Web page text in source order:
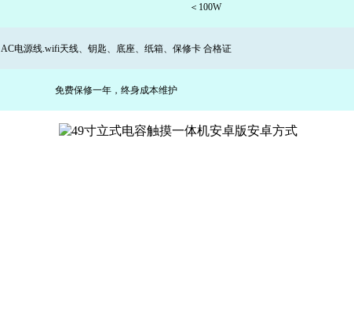
＜ 100W
AC电源线.wifi天线、钥匙、 底座、纸箱、 保修卡 合格证
免费保修一年，终身成本维护